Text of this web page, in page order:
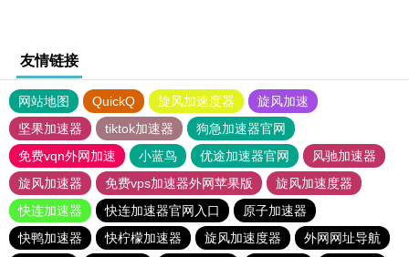
友情链接
网站地图 QuickQ 旋风加速度器
旋风加速
坚果加速器
tiktok加速器
狗急加速器官网
免费vqn外网加速
小蓝鸟 优途加速器官网
风驰加速器
旋风加速器
免费vps加速器外网苹果版
旋风加速度器
快连加速器
快连加速器官网入口
原子加速器
快鸭加速器
快柠檬加速器 旋风加速度器
外网网址导航